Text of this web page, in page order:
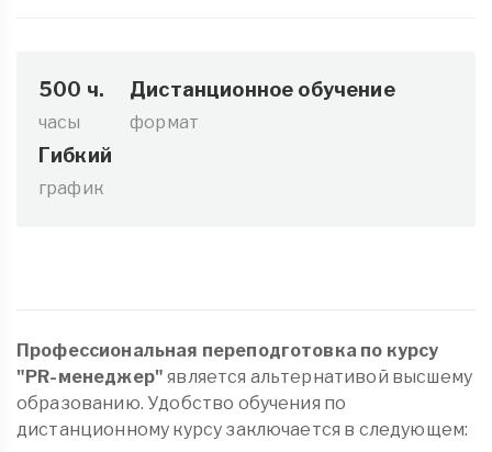
500 ч.
часы
Дистанционное обучение
формат
Гибкий
график
Профессиональная переподготовка по курсу
"PR-менеджер" является альтернативой высшему
образованию. Удобство обучения по
дистанционному курсу заключается в следующем: